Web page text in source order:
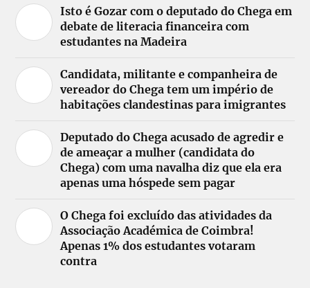
Isto é Gozar com o deputado do Chega em
debate de literacia financeira com
estudantes na Madeira
Candidata, militante e companheira de
vereador do Chega tem um império de
habitações clandestinas para imigrantes
Deputado do Chega acusado de agredir e
de ameaçar a mulher (candidata do
Chega) com uma navalha diz que ela era
apenas uma hóspede sem pagar
O Chega foi excluído das atividades da
Associação Académica de Coimbra!
Apenas 1% dos estudantes votaram
contra